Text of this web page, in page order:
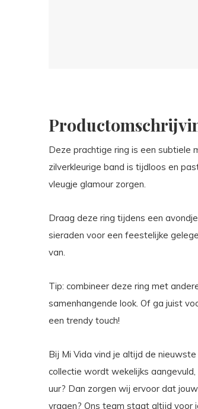
Deze prachtige ring is een subtiele
zilverkleurige band is tijdloos en
vleugje glamour zorgen.
Draag deze ring tijdens een
sieraden voor een feestelijke
van.
Tip: combineer deze ring met
samenhangende look. Of ga juist
een trendy touch!
Bij Mi Vida vind je altijd de
collectie wordt wekelijks
uur? Dan zorgen wij ervoor dat
vragen? Ons team staat altijd voor